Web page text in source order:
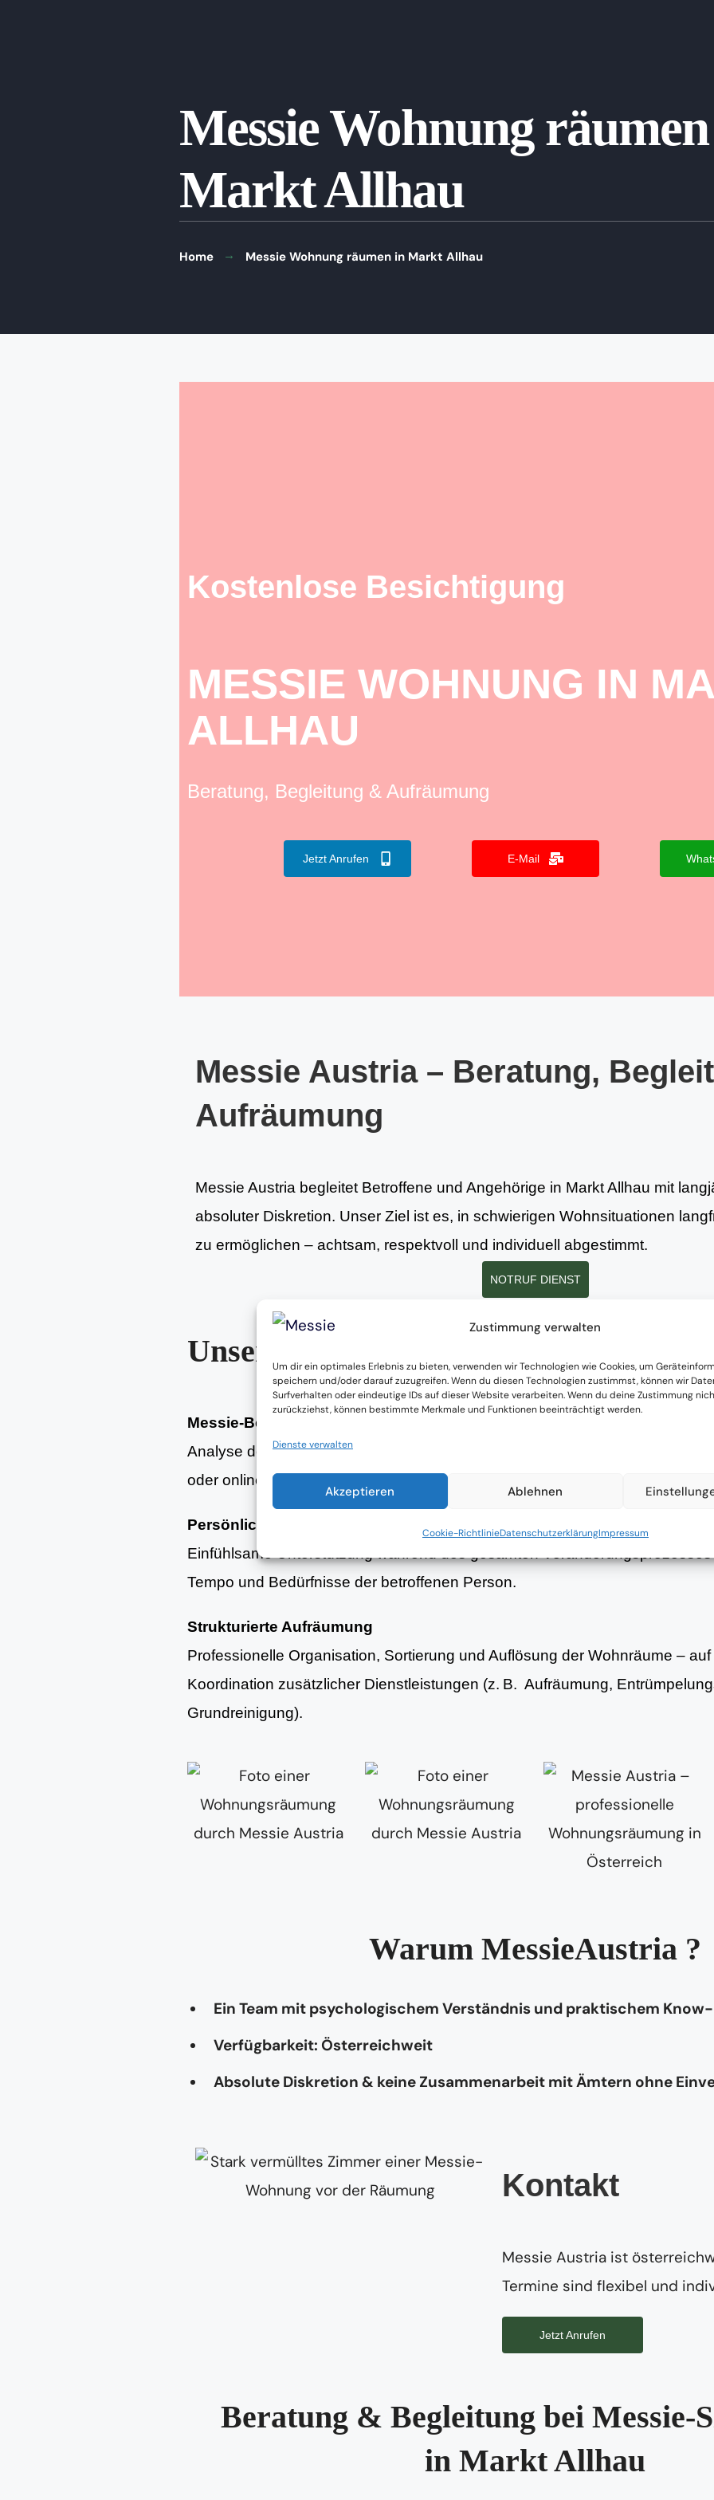
Zustimmung verwalten
Um dir ein optimales Erlebnis zu bieten, verwenden wir Technologien wie Cookies, um
speichern und/oder darauf zuzugreifen. Wenn du diesen Technologien zustimmst, können wir
Surfverhalten oder eindeutige IDs auf dieser Website verarbeiten. Wenn du deine Zustimmung
zurückziehst, können bestimmte Merkmale und Funktionen beeinträchtigt werden.
Dienste verwalten
Akzeptieren Ablehnen
Cookie-RichtlinieDatenschutzerklärungImpressum
Messie Wohnung
Markt Allhau
Home Messie Wohnung räumen in Markt Allhau
Kostenlose Besichtigung
MESSIE WOHNUNG IN
ALLHAU
Beratung, Begleitung & Aufräumung
Jetzt Anrufen E-Mail
Messie Austria – Beratung,
Aufräumung
Messie Austria begleitet Betroffene und Angehörige in Markt Allhau mit
absoluter Diskretion. Unser Ziel ist es, in schwierigen Wohnsituationen
zu ermöglichen – achtsam, respektvoll und individuell abgestimmt.
NOTRUF DIENST
Unsere Leistungen
Messie-Beratung
Analyse der aktuellen Wohnsituation und strukturierte Planung erster
oder online.
Persönliche Begleitung
Einfühlsame Unterstützung während des gesamten
Tempo und Bedürfnisse der betroffenen Person.
Strukturierte Aufräumung
Professionelle Organisation, Sortierung und Auflösung der Wohnräume –
Koordination zusätzlicher Dienstleistungen (z. B. Aufräumung,
Grundreinigung).
Warum MessieAustria ?
Ein Team mit psychologischem Verständnis und praktischem
Verfügbarkeit: Österreichweit
Absolute Diskretion & keine Zusammenarbeit mit Ämtern ohne
Kontakt
Messie Austria ist
Termine sind flexibel und
Jetzt Anrufen
Beratung & Begleitung bei Messie-
in Markt Allhau